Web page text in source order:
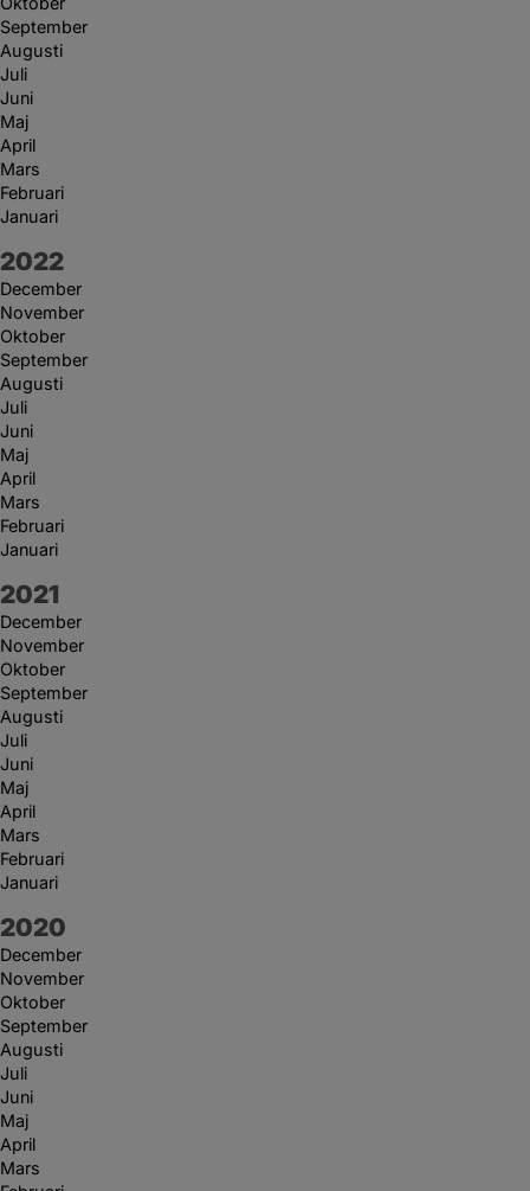
September
Augusti
Juli
Juni
Maj
April
Mars
Februari
Januari
År:
2022
December
November
Oktober
September
Augusti
Juli
Juni
Maj
April
Mars
Februari
Januari
År:
2021
December
November
Oktober
September
Augusti
Juli
Juni
Maj
April
Mars
Februari
Januari
År:
2020
December
November
Oktober
September
Augusti
Juli
Juni
Maj
April
Mars